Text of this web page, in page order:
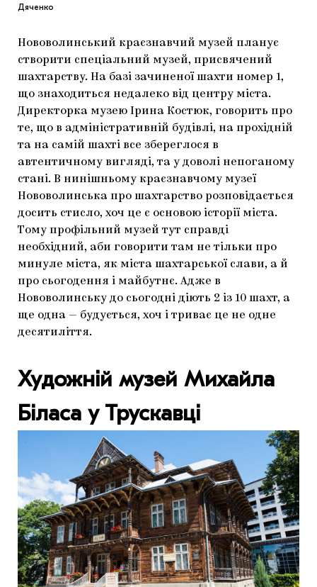
Дяченко
Нововолинський краєзнавчий музей планує
створити спеціальний музей, присвячений
шахтарству. На базі зачиненої шахти номер 1,
що знаходиться недалеко від центру міста.
Директорка музею Ірина Костюк, говорить про
те, що в адміністративній будівлі, на прохідній
та на самій шахті все збереглося в
автентичному вигляді, та у доволі непоганому
стані. В нинішньому краєзнавчому музеї
Нововолинська про шахтарство розповідається
досить стисло, хоч це є основою історії міста.
Тому профільний музей тут справді
необхідний, аби говорити там не тільки про
минуле міста, як міста шахтарської слави, а й
про сьогодення і майбутнє. Адже в
Нововолинську до сьогодні діють 2 із 10 шахт, а
ще одна — будується, хоч і триває це не одне
десятиліття.
Художній музей Михайла
Біласа у Трускавці